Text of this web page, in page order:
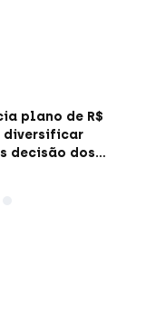
plano de R$
diversificar
decisão dos